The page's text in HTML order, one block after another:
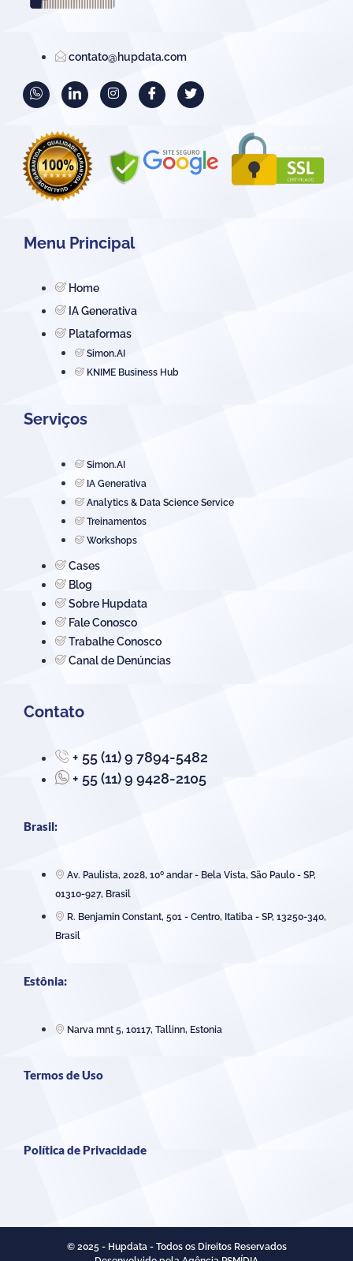
contato@hupdata.com
Menu Principal
Home
IA Generativa
Plataformas
Simon.AI
KNIME Business Hub
Serviços
Simon.AI
IA Generativa
Analytics & Data Science Service
Treinamentos
Workshops
Cases
Blog
Sobre Hupdata
Fale Conosco
Trabalhe Conosco
Canal de Denúncias
Contato
+ 55 (11) 9 7894-5482
+ 55 (11) 9 9428-2105
Brasil:
Av. Paulista, 2028, 10º andar - Bela Vista, São Paulo - SP,
01310-927, Brasil
R. Benjamin Constant, 501 - Centro, Itatiba - SP, 13250-340,
Brasil
Estônia:
Narva mnt 5, 10117, Tallinn, Estonia
Termos de Uso
Política de Privacidade
© 2025 - Hupdata - Todos os Direitos Reservados